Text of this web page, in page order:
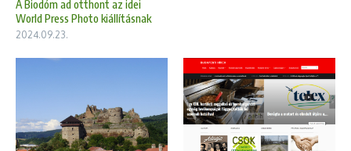
A Biodóm ad otthont az idei
World Press Photo kiállításnak
2024.09.23.